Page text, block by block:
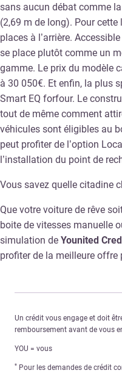
sans aucun débat comme
(2,69 m de long). Pour
places à l’arrière.
se place plutôt comme un
gamme. Le prix du modèle
à 30 050€. Et enfin, la plus
Smart EQ forfour. Le
tout de même comment
véhicules sont éligibles au
peut profiter de l’option
l’installation du point de
Vous savez quelle citadine
Que votre voiture de rêve
boite de vitesses manuelle
simulation de Younited
profiter de la meilleure offre
Un crédit vous engage et doit
remboursement avant de vous
YOU = vous
* Pour les demandes de crédit